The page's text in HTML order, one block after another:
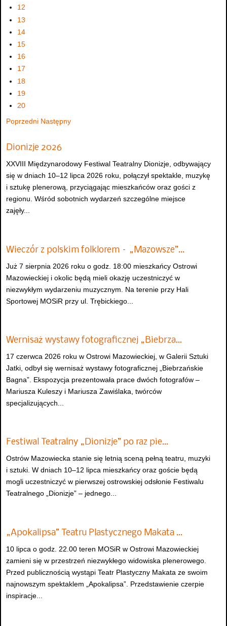
12
13
14
15
16
17
18
19
20
Poprzedni Następny
Dionizje 2026
XXVIII Międzynarodowy Festiwal Teatralny Dionizje, odbywający
się w dniach 10–12 lipca 2026 roku, połączył spektakle, muzykę
i sztukę plenerową, przyciągając mieszkańców oraz gości z
regionu. Wśród sobotnich wydarzeń szczególne miejsce
zajęły...
Wieczór z polskim folklorem – „Mazowsze”…
Już 7 sierpnia 2026 roku o godz. 18:00 mieszkańcy Ostrowi
Mazowieckiej i okolic będą mieli okazję uczestniczyć w
niezwykłym wydarzeniu muzycznym. Na terenie przy Hali
Sportowej MOSiR przy ul. Trębickiego...
Wernisaż wystawy fotograficznej „Biebrza…
17 czerwca 2026 roku w Ostrowi Mazowieckiej, w Galerii Sztuki
Jatki, odbył się wernisaż wystawy fotograficznej „Biebrzańskie
Bagna”. Ekspozycja prezentowała prace dwóch fotografów –
Mariusza Kuleszy i Mariusza Zawiślaka, twórców
specjalizujących...
Festiwal Teatralny „Dionizje” po raz pie…
Ostrów Mazowiecka stanie się letnią sceną pełną teatru, muzyki
i sztuki. W dniach 10–12 lipca mieszkańcy oraz goście będą
mogli uczestniczyć w pierwszej ostrowskiej odsłonie Festiwalu
Teatralnego „Dionizje” – jednego...
„Apokalipsa” Teatru Plastycznego Makata …
10 lipca o godz. 22.00 teren MOSiR w Ostrowi Mazowieckiej
zamieni się w przestrzeń niezwykłego widowiska plenerowego.
Przed publicznością wystąpi Teatr Plastyczny Makata ze swoim
najnowszym spektaklem „Apokalipsa”. Przedstawienie czerpie
inspiracje...